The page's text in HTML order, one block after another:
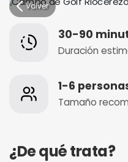
Volver
30-90
Duración
1-6
Tamaño
¿De qué trata?